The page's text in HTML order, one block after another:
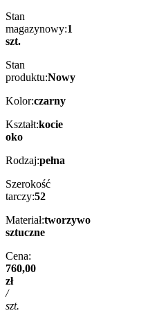
Stan
magazynowy:1
szt.
Stan
produktu:Nowy
Kolor:czarny
Kształt:kocie
oko
Rodzaj:pełna
Szerokość
tarczy:52
Materiał:tworzywo
sztuczne
Cena:
760,00
zł
/
szt.